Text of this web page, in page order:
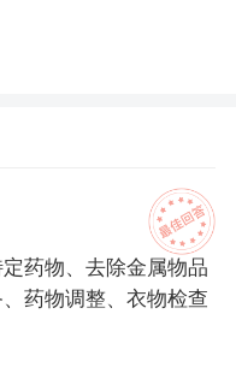
药物、去除金属物品
药物调整、衣物检查